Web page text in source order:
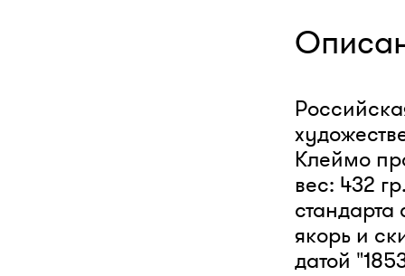
Клеймо
вес: 432
якорь и
датой